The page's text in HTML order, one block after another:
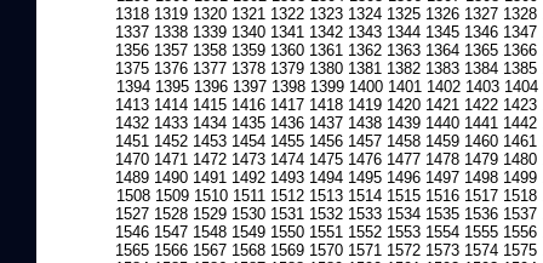
1318 1319 1320 1321 1322 1323 1324 1325 1326 1327 1328
1337 1338 1339 1340 1341 1342 1343 1344 1345 1346 1347
1356 1357 1358 1359 1360 1361 1362 1363 1364 1365 1366
1375 1376 1377 1378 1379 1380 1381 1382 1383 1384 1385
1394 1395 1396 1397 1398 1399 1400 1401 1402 1403 1404
1413 1414 1415 1416 1417 1418 1419 1420 1421 1422 1423
1432 1433 1434 1435 1436 1437 1438 1439 1440 1441 1442
1451 1452 1453 1454 1455 1456 1457 1458 1459 1460 1461
1470 1471 1472 1473 1474 1475 1476 1477 1478 1479 1480
1489 1490 1491 1492 1493 1494 1495 1496 1497 1498 1499
1508 1509 1510 1511 1512 1513 1514 1515 1516 1517 1518
1527 1528 1529 1530 1531 1532 1533 1534 1535 1536 1537
1546 1547 1548 1549 1550 1551 1552 1553 1554 1555 1556
1565 1566 1567 1568 1569 1570 1571 1572 1573 1574 1575